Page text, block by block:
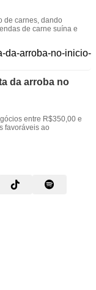
de carnes, dando
de carne suína e
da arroba no
entre R$350,00 e
favoráveis ao